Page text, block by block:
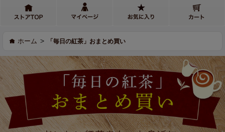
ホーム > 「毎日の紅茶」おまとめ買い